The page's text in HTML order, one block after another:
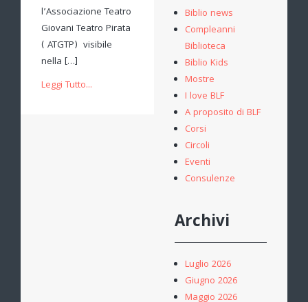
l’Associazione Teatro
Giovani Teatro Pirata
( ATGTP) visibile
nella […]
Leggi Tutto...
Biblio news
Compleanni
Biblioteca
Biblio Kids
Mostre
I love BLF
A proposito di BLF
Corsi
Circoli
Eventi
Consulenze
Archivi
Luglio 2026
Giugno 2026
Maggio 2026